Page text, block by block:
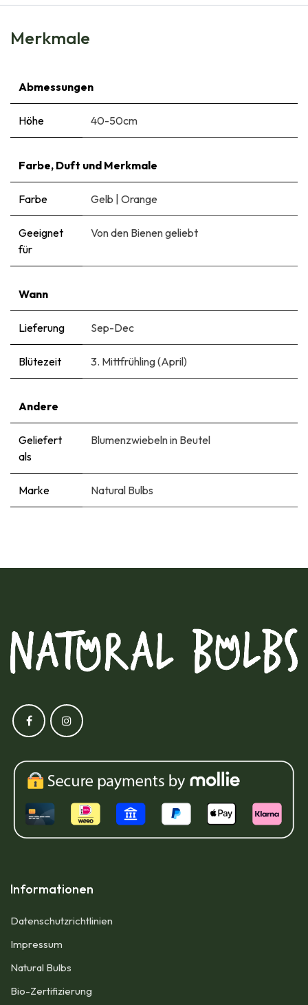
Merkmale
Abmessungen
Höhe 40-50cm
Farbe, Duft und Merkmale
Farbe Gelb | Orange
Geeignet
für
Von den Bienen geliebt
Wann
Lieferung Sep-Dec
Blütezeit 3. Mittfrühling (April)
Andere
Geliefert
als
Blumenzwiebeln in Beutel
Marke Natural Bulbs
Informationen
Datenschutzrichtlinien
Impressum​
Natural Bulbs
Bio-Zertifizierung